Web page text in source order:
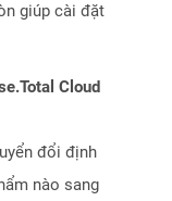
giúp cài đặt
Cloud
đổi định
nào sang